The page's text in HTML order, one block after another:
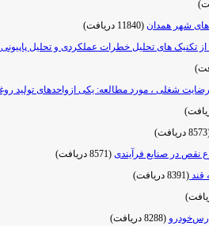
های شهر همدان (11840 دریافت)
تکنیک های تحلیل خطرات عملکردی و تحلیل پاپیونی
نقص در صنایع فرآیندی (8571 دریافت)
قند (8391 دریافت)
(8288 دریافت)